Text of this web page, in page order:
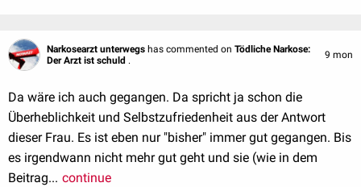
Narkosearzt unterwegs has commented on Tödliche Narkose:
Der Arzt ist schuld . 9 mon
Da wäre ich auch gegangen. Da spricht ja schon die
Überheblichkeit und Selbstzufriedenheit aus der Antwort
dieser Frau. Es ist eben nur "bisher" immer gut gegangen. Bis
es irgendwann nicht mehr gut geht und sie (wie in dem
Beitrag... continue